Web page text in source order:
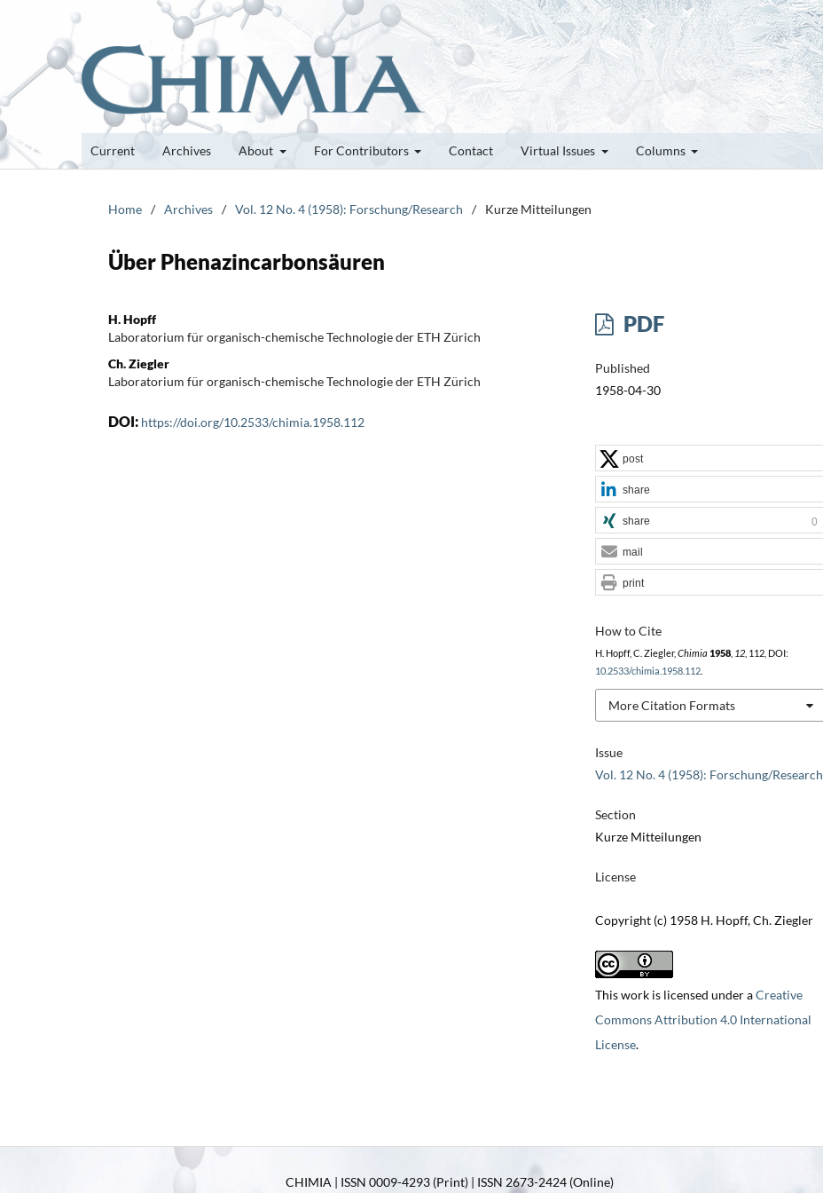
Current Archives About For Contributors Contact Virtual Issues Columns
Home / Archives / Vol. 12 No. 4 (1958): Forschung/Research / Kurze Mitteilungen
Über Phenazincarbonsäuren
H. Hopff
Laboratorium für organisch-chemische Technologie der ETH Zürich
Ch. Ziegler
Laboratorium für organisch-chemische Technologie der ETH Zürich
DOI: https://doi.org/10.2533/chimia.1958.112
PDF
Published
1958-04-30
Issue
Vol. 12 No. 4 (1958): Forschung/Research
Section
Kurze Mitteilungen
License
Copyright (c) 1958 H. Hopff, Ch. Ziegler
This work is licensed under aCreative
Commons Attribution 4.0 International
License.
How to Cite
H. Hopff, C. Ziegler, Chimia 1958, 12, 112, DOI:
10.2533/chimia.1958.112.
More Citation Formats
post
share
share 0
mail
print
CHIMIA | ISSN 0009-4293 (Print) | ISSN 2673-2424 (Online)